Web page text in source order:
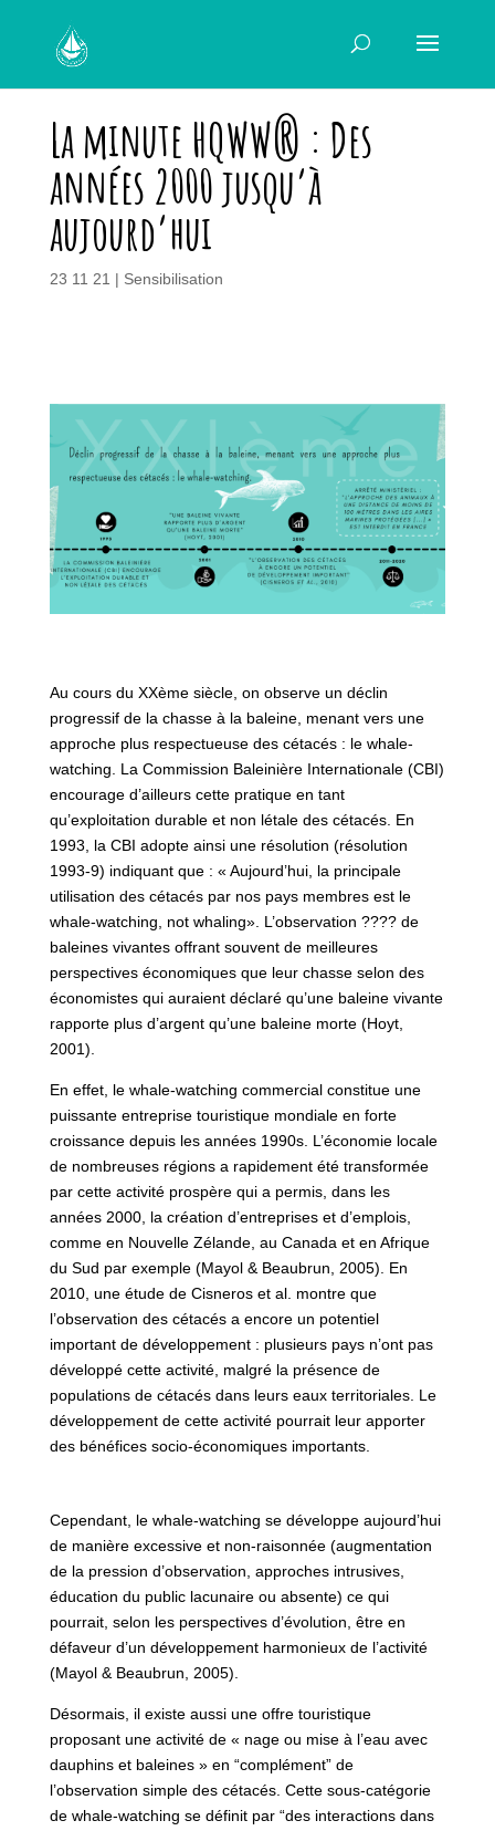
La minute HQWW® : Des
années 2000 jusqu’à
aujourd’hui
23 11 21 | Sensibilisation
Au cours du XXème siècle, on observe un déclin
progressif de la chasse à la baleine, menant vers une
approche plus respectueuse des cétacés : le whale-
watching. La Commission Baleinière Internationale (CBI)
encourage d’ailleurs cette pratique en tant
qu’exploitation durable et non létale des cétacés. En
1993, la CBI adopte ainsi une résolution (résolution
1993-9) indiquant que : « Aujourd’hui, la principale
utilisation des cétacés par nos pays membres est le
whale-watching, not whaling». L’observation ???? de
baleines vivantes offrant souvent de meilleures
perspectives économiques que leur chasse selon des
économistes qui auraient déclaré qu’une baleine vivante
rapporte plus d’argent qu’une baleine morte (Hoyt,
2001).
En effet, le whale-watching commercial constitue une
puissante entreprise touristique mondiale en forte
croissance depuis les années 1990s. L’économie locale
de nombreuses régions a rapidement été transformée
par cette activité prospère qui a permis, dans les
années 2000, la création d’entreprises et d’emplois,
comme en Nouvelle Zélande, au Canada et en Afrique
du Sud par exemple (Mayol & Beaubrun, 2005). En
2010, une étude de Cisneros et al. montre que
l’observation des cétacés a encore un potentiel
important de développement : plusieurs pays n’ont pas
développé cette activité, malgré la présence de
populations de cétacés dans leurs eaux territoriales. Le
développement de cette activité pourrait leur apporter
des bénéfices socio-économiques importants.
Cependant, le whale-watching se développe aujourd’hui
de manière excessive et non-raisonnée (augmentation
de la pression d’observation, approches intrusives,
éducation du public lacunaire ou absente) ce qui
pourrait, selon les perspectives d’évolution, être en
défaveur d’un développement harmonieux de l’activité
(Mayol & Beaubrun, 2005).
Désormais, il existe aussi une offre touristique
proposant une activité de « nage ou mise à l’eau avec
dauphins et baleines » en “complément” de
l’observation simple des cétacés. Cette sous-catégorie
de whale-watching se définit par “des interactions dans